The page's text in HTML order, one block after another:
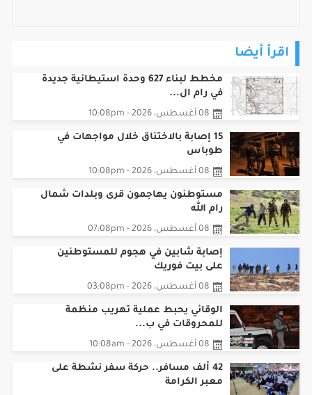
في رام ال...
08 أغسطس، 2026 - 10:08pm
15 إصابة بالاختناق خلال مواجهات في
طوباس
08 أغسطس، 2026 - 10:08pm
مستوطنون يهاجمون قرى وبلدات شمال
رام الله
08 أغسطس، 2026 - 07:08pm
إصابة شابين في هجوم للمستوطنين
على بيت فوريك
08 أغسطس، 2026 - 03:08pm
الوقائي يحبط عملية تهريب منظمة
للمحروقات في ب...
08 أغسطس، 2026 - 10:08am
42 ألف مسافر.. حركة سفر نشطة على